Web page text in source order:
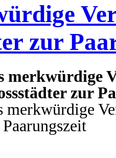
zur
merkwürdige
zur
merkwürdige